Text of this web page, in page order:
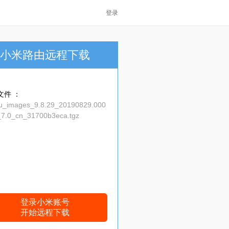
登录
小米路由远程下载
件 ：
登录小米账号
开始远程下载